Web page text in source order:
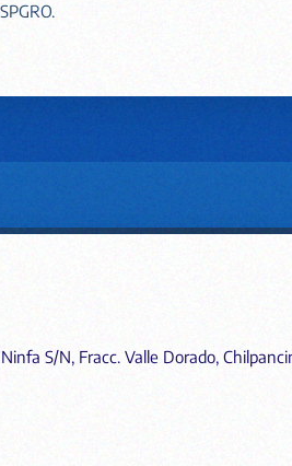
S/N, Fracc. Valle Dorado,